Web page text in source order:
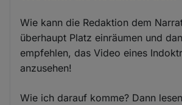
Wie kann die Redaktion dem
überhaupt Platz einräumen und
empfehlen, das Video eines
anzusehen!
Wie ich darauf komme? Dann